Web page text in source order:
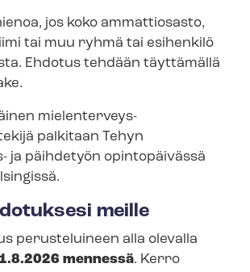
jos koko ammattiosasto,
tai muu ryhmä tai esihenkilö
Ehdotus tehdään täyttämällä
mielenterveys-
palkitaan Tehyn
ja päihdetyön opintopäivässä
meille
perusteluineen alla olevalla
mennessä. Kerro